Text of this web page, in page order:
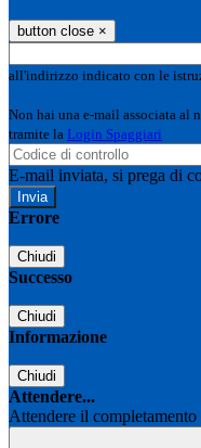
button close ×
all'indirizzo indicato con le
Non hai una e-mail associata al
tramite la Login Spaggiari
E-mail inviata, si prega di
Errore
Chiudi
Successo
Chiudi
Informazione
Chiudi
Attendere...
Attendere il